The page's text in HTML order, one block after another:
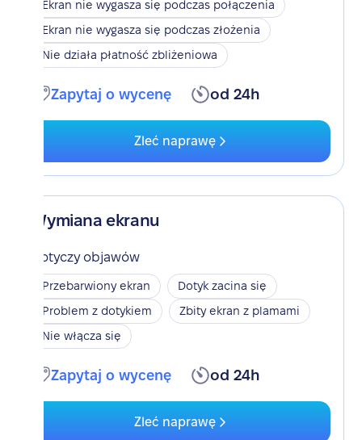
Ekran nie wygasza się podczas połączenia
Ekran nie wygasza się podczas złożenia
Nie działa płatność zbliżeniowa
Zapytaj o wycenę od 24h
Zleć naprawę
Wymiana ekranu
Dotyczy objawów
Przebarwiony ekran
Dotyk zacina się
Problem z dotykiem
Zbity ekran z plamami
Nie włącza się
Zapytaj o wycenę od 24h
Zleć naprawę